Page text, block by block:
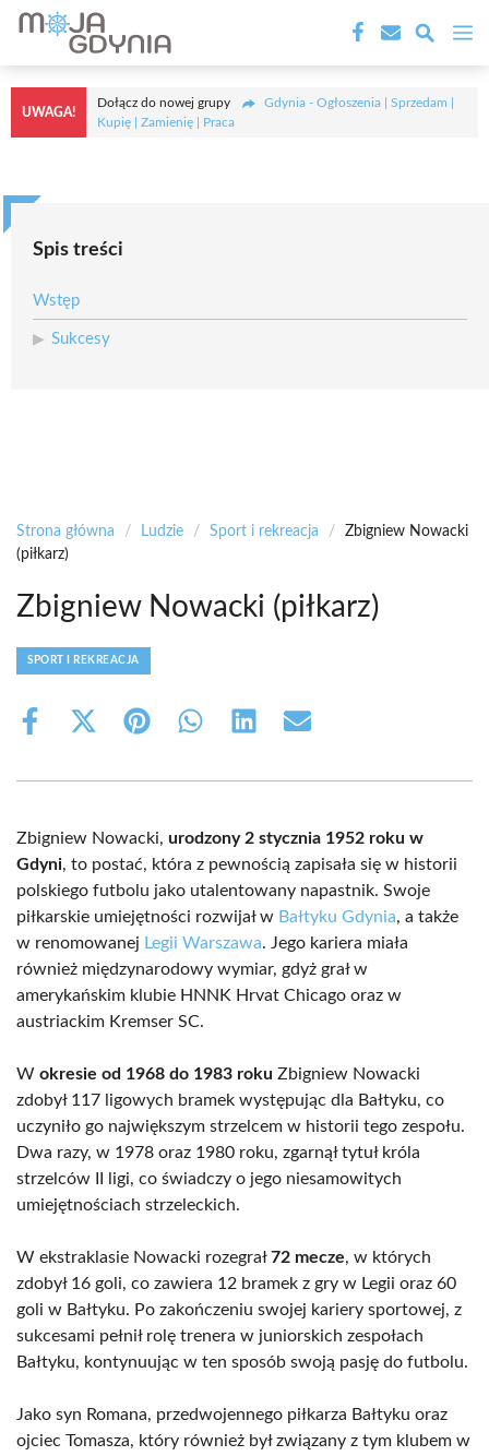
Przejdź
treści
UWAGA!
Dołącz do nowej grupy
Gdynia - Ogłoszenia | Sprzedam |
Kupię | Zamienię | Praca
Spis treści
Wstęp
Sukcesy
Strona główna / Ludzie / Sport i rekreacja /
Zbigniew Nowacki
(piłkarz)
Zbigniew Nowacki (piłkarz)
SPORT I REKREACJA
Share
Share
(Twitter)
Share Share Share Share
Zbigniew Nowacki, urodzony 2 stycznia 1952 roku w
Gdyni, to postać, która z pewnością zapisała się w historii
polskiego futbolu jako utalentowany napastnik. Swoje
piłkarskie umiejętności rozwijał w Bałtyku Gdynia, a także
w renomowanej Legii Warszawa. Jego kariera miała
również międzynarodowy wymiar, gdyż grał w
amerykańskim klubie HNNK Hrvat Chicago oraz w
austriackim Kremser SC.
W okresie od 1968 do 1983 roku Zbigniew Nowacki
zdobył 117 ligowych bramek występując dla Bałtyku, co
uczyniło go największym strzelcem w historii tego zespołu.
Dwa razy, w 1978 oraz 1980 roku, zgarnął tytuł króla
strzelców II ligi, co świadczy o jego niesamowitych
umiejętnościach strzeleckich.
W ekstraklasie Nowacki rozegrał72 mecze, w których
zdobył 16 goli, co zawiera 12 bramek z gry w Legii oraz 60
goli w Bałtyku. Po zakończeniu swojej kariery sportowej, z
sukcesami pełnił rolę trenera w juniorskich zespołach
Bałtyku, kontynuując w ten sposób swoją pasję do futbolu.
Jako syn Romana, przedwojennego piłkarza Bałtyku oraz
ojciec Tomasza, który również był związany z tym klubem w